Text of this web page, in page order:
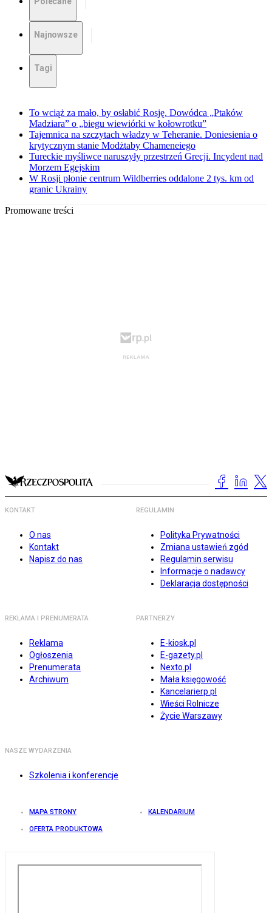
Najnowsze
Tagi
To wciąż za mało, by osłabić Rosję. Dowódca „Ptaków
Madziara” o „biegu wiewiórki w kołowrotku”
Tajemnica na szczytach władzy w Teheranie. Doniesienia o
krytycznym stanie Modżtaby Chameneiego
Tureckie myśliwce naruszyły przestrzeń Grecji. Incydent nad
Morzem Egejskim
W Rosji płonie centrum Wildberries oddalone 2 tys. km od
granic Ukrainy
Promowane treści
KONTAKT
O nas
Kontakt
Napisz do nas
REGULAMIN
Polityka Prywatności
Zmiana ustawień zgód
Regulamin serwisu
Informacje o nadawcy
Deklaracja dostępności
REKLAMA I PRENUMERATA
Reklama
Ogłoszenia
Prenumerata
Archiwum
PARTNERZY
E-kiosk.pl
E-gazety.pl
Nexto.pl
Mała księgowość
Kancelarierp.pl
Wieści Rolnicze
Życie Warszawy
NASZE WYDARZENIA
Szkolenia i konferencje
MAPA STRONY KALENDARIUM
OFERTA PRODUKTOWA